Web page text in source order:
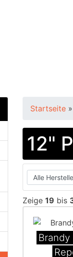
Startseite »
12"
Zeige 19 bis